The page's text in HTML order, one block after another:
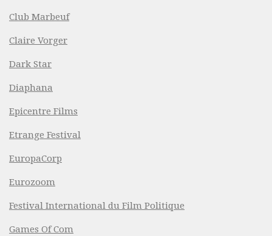
Club Marbeuf
Claire Vorger
Dark Star
Diaphana
Epicentre Films
Etrange Festival
EuropaCorp
Eurozoom
Festival International du Film Politique
Games Of Com